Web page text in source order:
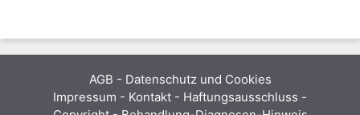
AGB - Datenschutz und Cookies
Impressum - Kontakt - Haftungsausschluss -